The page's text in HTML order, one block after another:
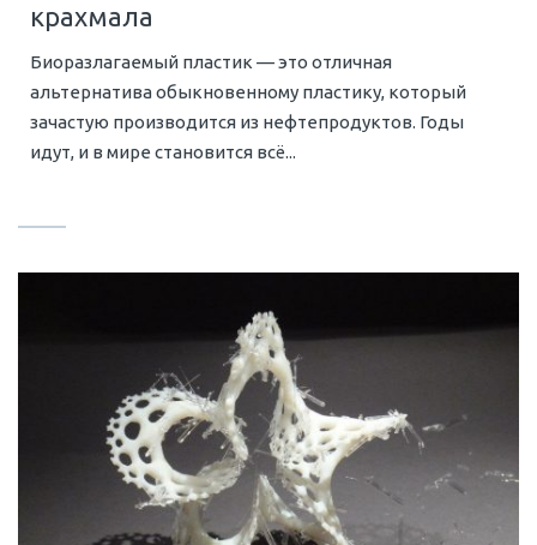
крахмала
Биоразлагаемый пластик — это отличная
альтернатива обыкновенному пластику, который
зачастую производится из нефтепродуктов. Годы
идут, и в мире становится всё...